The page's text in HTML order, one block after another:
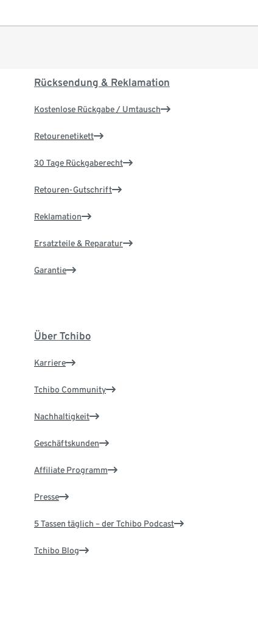
Rücksendung & Reklamation
Kostenlose Rückgabe / Umtausch
Retourenetikett
30 Tage Rückgaberecht
Retouren-Gutschrift
Reklamation
Ersatzteile & Reparatur
Garantie
Über Tchibo
Karriere
Tchibo Community
Nachhaltigkeit
Geschäftskunden
Affiliate Programm
Presse
5 Tassen täglich – der Tchibo Podcast
Tchibo Blog